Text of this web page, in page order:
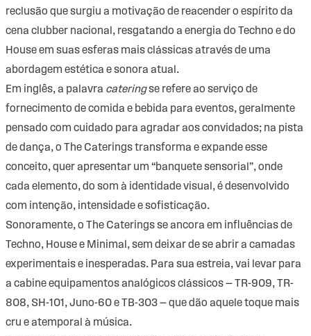
reclusão que surgiu a motivação de reacender o espírito da
cena clubber nacional, resgatando a energia do Techno e do
House em suas esferas mais clássicas através de uma
abordagem estética e sonora atual.
Em inglês, a palavra cateringse refere ao serviço de
fornecimento de comida e bebida para eventos, geralmente
pensado com cuidado para agradar aos convidados; na pista
de dança, o The Caterings transforma e expande esse
conceito, quer apresentar um “banquete sensorial”, onde
cada elemento, do som à identidade visual, é desenvolvido
com intenção, intensidade e sofisticação.
Sonoramente, o The Caterings se ancora em influências de
Techno, House e Minimal, sem deixar de se abrir a camadas
experimentais e inesperadas. Para sua estreia, vai levar para
a cabine equipamentos analógicos clássicos — TR-909, TR-
808, SH-101, Juno-60 e TB-303 — que dão aquele toque mais
cru e atemporal à música.